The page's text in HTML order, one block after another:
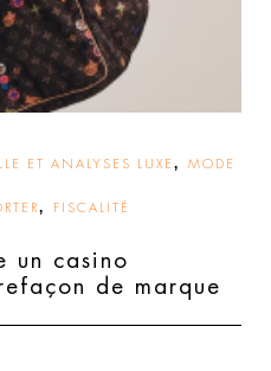
ET ANALYSES LUXE , MODE
, FISCALITÉ
un casino
de marque